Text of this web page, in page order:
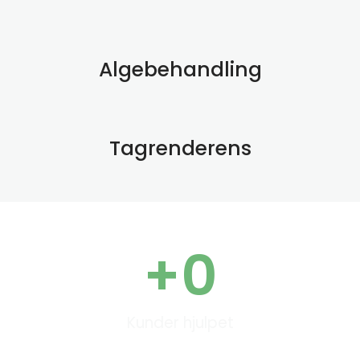
Algebehandling
Tagrenderens
+0